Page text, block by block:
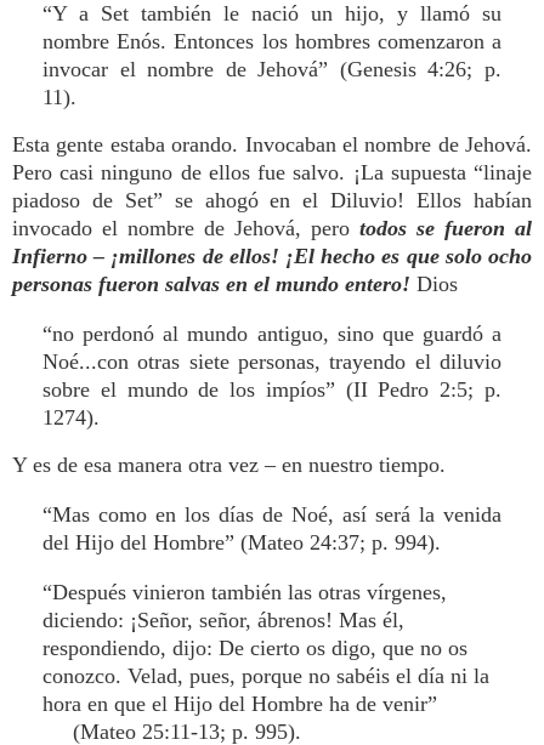
“Y a Set también le nació un hijo, y llamó su
nombre Enós. Entonces los hombres comenzaron a
invocar el nombre de Jehová” (Genesis 4:26; p.
11).
Esta gente estaba orando. Invocaban el nombre de Jehová.
Pero casi ninguno de ellos fue salvo. ¡La supuesta “linaje
piadoso de Set” se ahogó en el Diluvio! Ellos habían
invocado el nombre de Jehová, pero todos se fueron al
Infierno – ¡millones de ellos! ¡El hecho es que solo ocho
personas fueron salvas en el mundo entero! Dios
“no perdonó al mundo antiguo, sino que guardó a
Noé...con otras siete personas, trayendo el diluvio
sobre el mundo de los impíos” (II Pedro 2:5; p.
1274).
Y es de esa manera otra vez – en nuestro tiempo.
“Mas como en los días de Noé, así será la venida
del Hijo del Hombre” (Mateo 24:37; p. 994).
“Después vinieron también las otras vírgenes,
diciendo: ¡Señor, señor, ábrenos! Mas él,
respondiendo, dijo: De cierto os digo, que no os
conozco. Velad, pues, porque no sabéis el día ni la
hora en que el Hijo del Hombre ha de venir”
(Mateo 25:11-13; p. 995).